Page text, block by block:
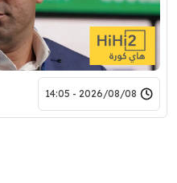
2026/08/08 - 14:05